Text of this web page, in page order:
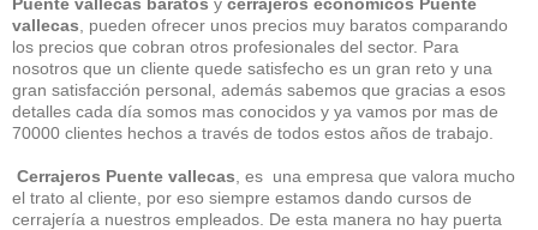
Puente vallecas baratos y cerrajeros económicos Puente
vallecas , pueden ofrecer unos precios muy baratos comparando
los precios que cobran otros profesionales del sector. Para
nosotros que un cliente quede satisfecho es un gran reto y una
gran satisfacción personal, además sabemos que gracias a esos
detalles cada día somos mas conocidos y ya vamos por mas de
70000 clientes hechos a través de todos estos años de trabajo.
Cerrajeros Puente vallecas , es una empresa que valora mucho
el trato al cliente, por eso siempre estamos dando cursos de
cerrajería a nuestros empleados. De esta manera no hay puerta